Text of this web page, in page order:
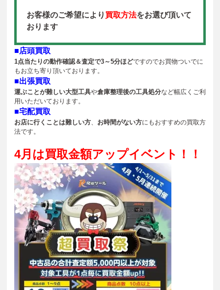
お客様のご希望により 買取方法をお選び頂いて
おります
■店頭買取
1点当たりの動作確認＆査定で3～5分ほどですのでお買物ついでに
もお立ち寄り頂いております。
■出張買取
運ぶことが難しい大型工具や倉庫整理後の工具処分など幅広くご利
用いただいております。
■宅配買取
お店に行くことは難しい方、 お時間がない方にもおすすめの買取方
法です。
4月は買取金額アップイベント！！